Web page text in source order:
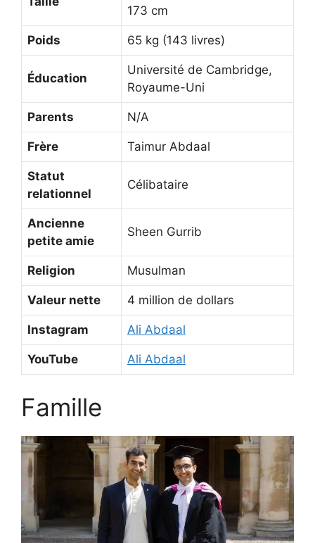
173 cm
Poids 65 kg (143 livres)
Éducation
Université de Cambridge,
Royaume-Uni
Parents N/A
Frère Taimur Abdaal
Statut
relationnel
Célibataire
Ancienne
petite amie
Sheen Gurrib
Religion Musulman
Valeur nette 4 million de dollars
Instagram Ali Abdaal
YouTube Ali Abdaal
Famille